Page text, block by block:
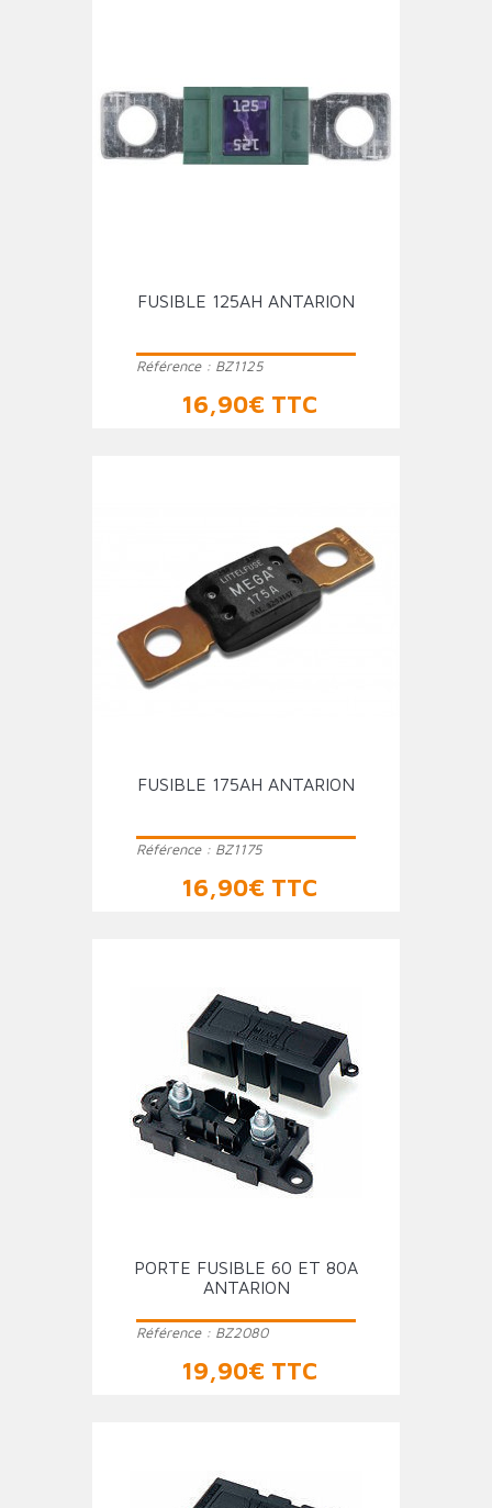
FUSIBLE 125AH ANTARION
Référence : BZ1125
Prix
16,90€ TTC
FUSIBLE 175AH ANTARION
Référence : BZ1175
Prix
16,90€ TTC
PORTE FUSIBLE 60 ET 80A
ANTARION
Référence : BZ2080
Prix
19,90€ TTC